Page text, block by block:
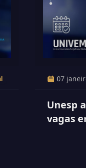
07
Unesp
vagas